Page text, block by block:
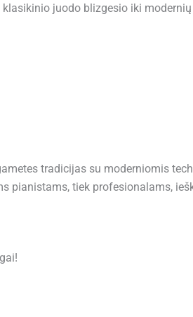
juodo blizgesio iki
tradicijas su moderniomis
pianistams, tiek profesionalams,